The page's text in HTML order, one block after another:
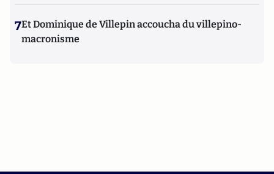
7Et Dominique de Villepin accoucha du villepino-
macronisme